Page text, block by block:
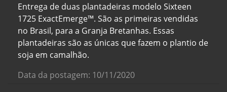
Entrega de duas plantadeiras modelo Sixteen
1725 ExactEmerge™. São as primeiras vendidas
no Brasil, para a Granja Bretanhas. Essas
plantadeiras são as únicas que fazem o plantio de
soja em camalhão.
Data da postagem: 10/11/2020